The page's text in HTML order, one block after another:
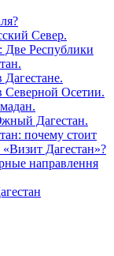
Север.
Две Республики
Осетии.
Дагестан.
почему стоит
Дагестан»?
направлення